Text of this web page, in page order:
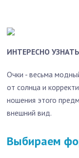
ИНТЕРЕСНО
Очки - весьма
от солнца и
ношения этого
внешний вид.
Выбираем